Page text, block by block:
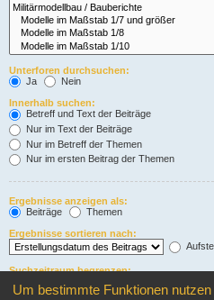
Unterforen durchsuchen:
Ja
Nein
Innerhalb suchen:
Betreff und Text der Beiträge
Nur im Text der Beiträge
Nur im Betreff der Themen
Nur im ersten Beitrag der Themen
Ergebnisse anzeigen als:
Beiträge
Themen
Ergebnisse sortieren nach:
Suchzeitraum begrenzen:
Um bestimmte Funktionen